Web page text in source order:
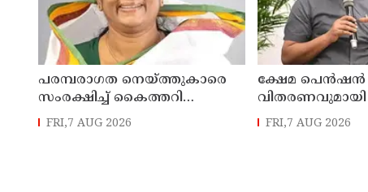
പരമ്പരാഗത നെയ്ത്തുകാരെ
സംരക്ഷിച്ച് കൈത്തറി
മേഖലയുടെ
ആധുനികവത്കരണം
FRI,7 AUG 2026
ക്ഷേമ പെൻഷൻ
വിതരണവുമായി
പുതിയ ഉത്തരവ്
ലക്ഷക്കണക്കിന്
FRI,7 AUG 2026